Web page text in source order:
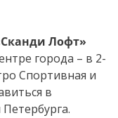
Лофт»
города – в 2-
Спортивная и
в